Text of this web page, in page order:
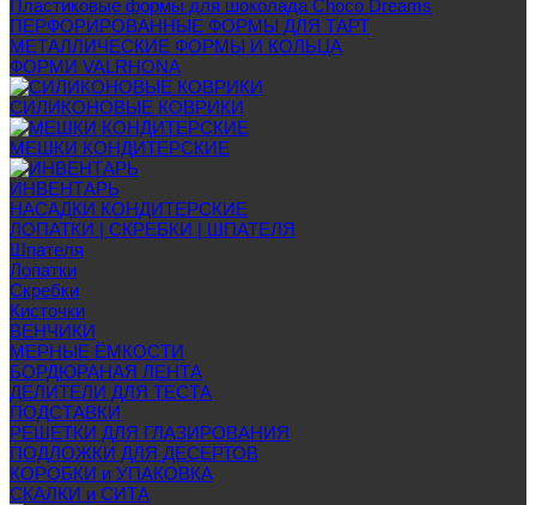
Пластиковые формы для шоколада Choco Dreams
ПЕРФОРИРОВАННЫЕ ФОРМЫ ДЛЯ ТАРТ
МЕТАЛЛИЧЕСКИЕ ФОРМЫ И КОЛЬЦА
ФОРМИ VALRHONA
СИЛИКОНОВЫЕ КОВРИКИ
МЕШКИ КОНДИТЕРСКИЕ
ИНВЕНТАРЬ
НАСАДКИ КОНДИТЕРСКИЕ
ЛОПАТКИ | СКРЕБКИ | ШПАТЕЛЯ
Шпателя
Лопатки
Скребки
Кисточки
ВЕНЧИКИ
МЕРНЫЕ ЁМКОСТИ
БОРДЮРАНАЯ ЛЕНТА
ДЕЛИТЕЛИ ДЛЯ ТЕСТА
ПОДСТАВКИ
РЕШЕТКИ ДЛЯ ГЛАЗИРОВАНИЯ
ПОДЛОЖКИ ДЛЯ ДЕСЕРТОВ
КОРОБКИ и УПАКОВКА
СКАЛКИ и СИТА